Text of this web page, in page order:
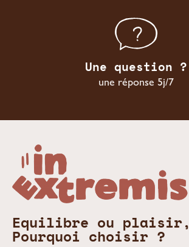
Une question ?
une réponse 5j/7
Equilibre ou plaisir,
Pourquoi choisir ?